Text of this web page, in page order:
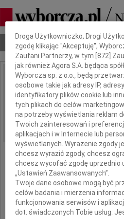
Nekrologi Odeszli Poradnik
IMIĘ I NAZWISKO: Bogdan
REGION: Kraków
DATA EMISJI: 01.02.2017
Ze
że dnia 30 stycznia
Dbamy o Twoją prywatność
Droga Użytkowniczko, Drogi
zgodę klikając "Akceptuję",
Zaufani Partnerzy, w tym [872 ]
jak również Agora S.A. będąca
Wyborcza sp. z o.o., będą
osobowe takie jak adresy IP,
identyfikatory plików cookie lub
tych plikach do celów
na potrzeby wyświetlania reklam
Twoich zainteresowań i
aplikacjach i w Internecie lub
wyświetlanych. Wyrażenie zgody
chcesz wyrazić zgody, chcesz
chcesz wycofać zgodę uprzednio
„Ustawień Zaawansowanych”.
Twoje dane osobowe mogą być
celów badania i mierzenia
funkcjonowania serwisów i
dot. świadczonych Tobie usług.